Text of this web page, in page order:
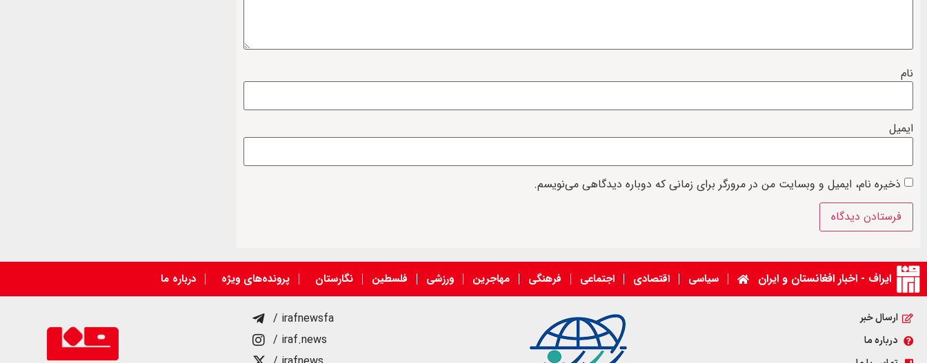
نام
ایمیل
ذخیره نام، ایمیل و وبسایت من در مرورگر برای زمانی که دوباره دیدگاهی می‌نویسم.
ایراف - اخبار افغانستان و ایران سیاسی اقتصادی اجتماعی فرهنگی مهاجرین ورزشی فلسطین نگارستان پرونده‌های ویژه درباره ما
ارسال خبر
درباره ما
/ irafnewsfa
/ iraf.news